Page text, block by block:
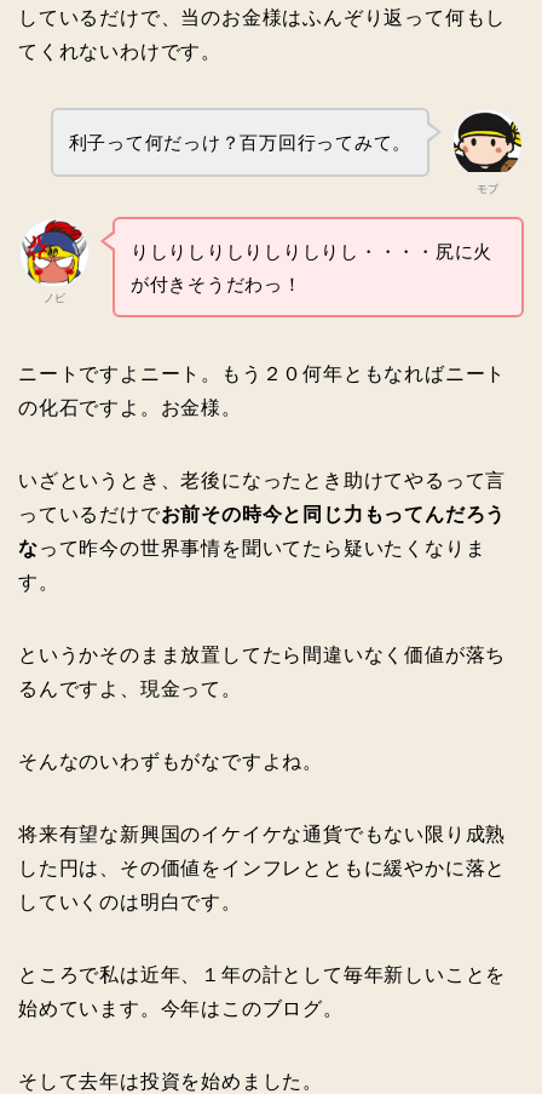
しているだけで、当のお金様はふんぞり返って何もし
てくれないわけです。
モブ
利子って何だっけ？百万回行ってみて。
ノビ
りしりしりしりしりしりし・・・・尻に火
が付きそうだわっ！
ニートですよニート。もう２０何年ともなればニート
の化石ですよ。お金様。
いざというとき、老後になったとき助けてやるって言
っているだけでお前その時今と同じ力もってんだろう
なって昨今の世界事情を聞いてたら疑いたくなりま
す。
というかそのまま放置してたら間違いなく価値が落ち
るんですよ、現金って。
そんなのいわずもがなですよね。
将来有望な新興国のイケイケな通貨でもない限り成熟
した円は、その価値をインフレとともに緩やかに落と
していくのは明白です。
ところで私は近年、１年の計として毎年新しいことを
始めています。今年はこのブログ。
そして去年は投資を始めました。